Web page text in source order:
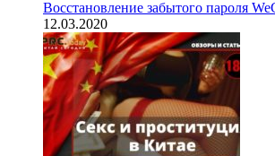
Восстановление забытого пароля
12.03.2020